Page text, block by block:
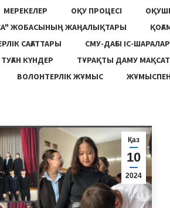
МЕРЕКЕЛЕР ОҚУ ПРОЦЕСІ
ЖОБАСЫНЫҢ ЖАҢАЛЫҚТАРЫ
САҒАТТАРЫ
СМУ-ДАҒЫ ІС-ШАРАЛАР
ТУҒАН КҮНДЕР
ТҰРАҚТЫ ДАМУ
ВОЛОНТЕРЛІК ЖҰМЫС
Қаз
10
2024